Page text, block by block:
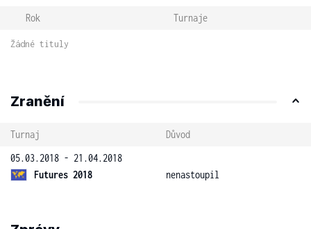
Rok Turnaje
Žádné tituly
Zranění
Turnaj
Důvod
05.03.2018 - 21.04.2018
Futures 2018
nenastoupil